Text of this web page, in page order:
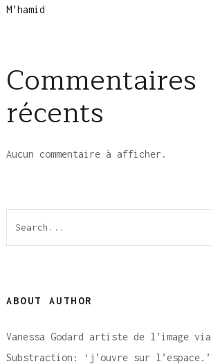
M’hamid
Commentaires
récents
Aucun commentaire à afficher.
ABOUT AUTHOR
Vanessa Godard artiste de l’image via
Substraction: ‘j’ouvre sur l’espace.’